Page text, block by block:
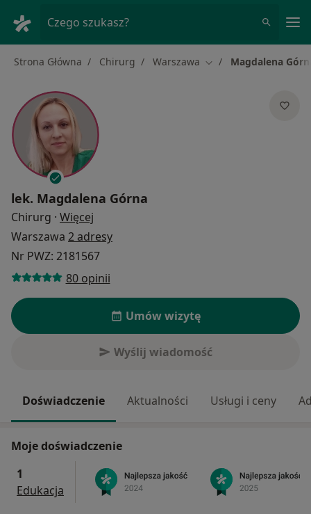
Czego szukasz?
Strona Główna Chirurg Warszawa Zmień miasto
Magdalena
lek. Magdalena Górna
Chirurg · Więcej
Warszawa 2 adresy
Nr PWZ: 2181567
80 opinii
Umów wizytę
Wyślij wiadomość
Doświadczenie Aktualności Usługi i ceny
Moje doświadczenie
1
Edukacja